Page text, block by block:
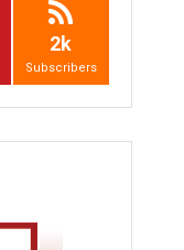
2k
Subscribers